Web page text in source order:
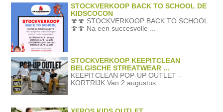
STOCKVERKOOP BACK TO SCHOOL DE
KIDSCOCON
🍄🍄 STOCKVERKOOP BACK TO SCHOOL
🍄🍄 Na een succesvolle ...
STOCKVERKOOP KEEPITCLEAN
BELGISCHE STREATWEAR ...
KEEPITCLEAN POP-UP OUTLET –
KORTRIJK Van 2 augustus ...